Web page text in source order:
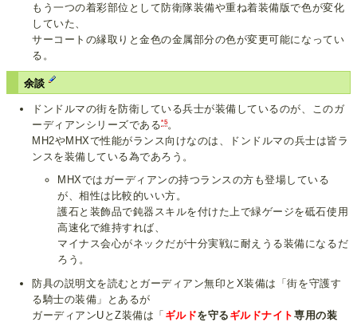
もう一つの着彩部位として防衛隊装備や重ね着装備版で色が変化
していた、
サーコートの縁取りと金色の金属部分の色が変更可能になってい
る。
余談
ドンドルマの街を防衛している兵士が装備しているのが、このガ
ーディアンシリーズである*5。
MH2やMHXで性能がランス向けなのは、ドンドルマの兵士は皆ラ
ンスを装備している為であろう。
MHXではガーディアンの持つランスの方も登場している
が、相性は比較的いい方。
護石と装飾品で鈍器スキルを付けた上で緑ゲージを砥石使用
高速化で維持すれば、
マイナス会心がネックだが十分実戦に耐えうる装備になるだ
ろう。
防具の説明文を読むとガーディアン無印とX装備は「街を守護す
る騎士の装備」とあるが
ガーディアンUとZ装備は「 ギルドを守る ギルドナイト専用の装